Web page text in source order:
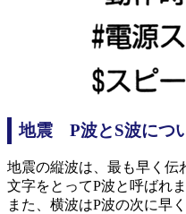
地震 P波とS波につ
地震の縦波は、最も早く伝
文字をとってP波と呼ばれま
また、横波はP波の次に早